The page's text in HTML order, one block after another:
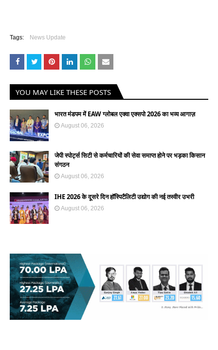
Tags: News Update
YOU MAY LIKE THESE POSTS
भारत मंडपम में EAW ग्लोबल एक्वा एक्सपो 2026 का भव्य आगाज़
August 06, 2026
जेपी स्पोर्ट्स सिटी से कर्मचारियों की सेवा समाप्त होने पर भड़का किसान
संगठन
August 06, 2026
IHE 2026 के दूसरे दिन हॉस्पिटैलिटी उद्योग की नई तस्वीर उभरी
August 06, 2026